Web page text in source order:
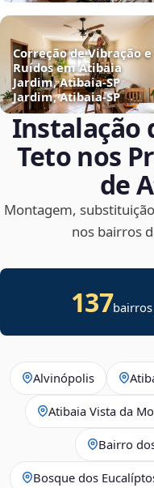
Correção de Vibração e
Ruídos em Atibaia
Jardim, Atibaia‑SP
Jardim, Atibaia‑SP
Instalação
Teto nos
de
Montagem,
nos bairros
137
Alvinópolis
Atibaia Vista da
Bairro
Bosque dos